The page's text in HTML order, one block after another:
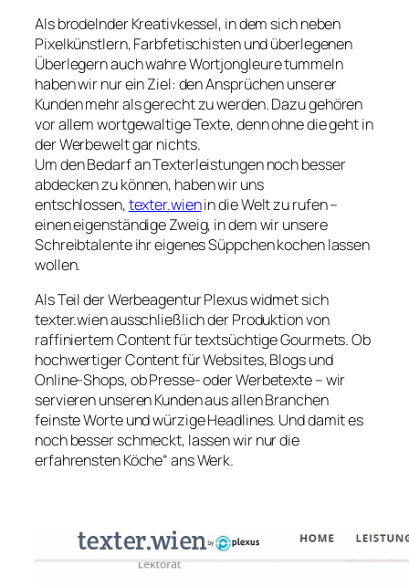
Als brodelnder Kreativkessel, in dem sich neben
Pixelkünstlern, Farbfetischisten und überlegenen
Überlegern auch wahre Wortjongleure tummeln
haben wir nur ein Ziel: den Ansprüchen unserer
Kunden mehr als gerecht zu werden. Dazu gehören
vor allem wortgewaltige Texte, denn ohne die geht in
der Werbewelt gar nichts.
Um den Bedarf an Texterleistungen noch besser
abdecken zu können, haben wir uns
entschlossen,texter.wienin die Welt zu rufen –
einen eigenständige Zweig, in dem wir unsere
Schreibtalente ihr eigenes Süppchen kochen lassen
wollen.
Als Teil der Werbeagentur Plexus widmet sich
texter.wien ausschließlich der Produktion von
raffiniertem Content für textsüchtige Gourmets. Ob
hochwertiger Content für Websites, Blogs und
Online-Shops, ob Presse- oder Werbetexte – wir
servieren unseren Kunden aus allen Branchen
feinste Worte und würzige Headlines. Und damit es
noch besser schmeckt, lassen wir nur die
erfahrensten Köche“ ans Werk.